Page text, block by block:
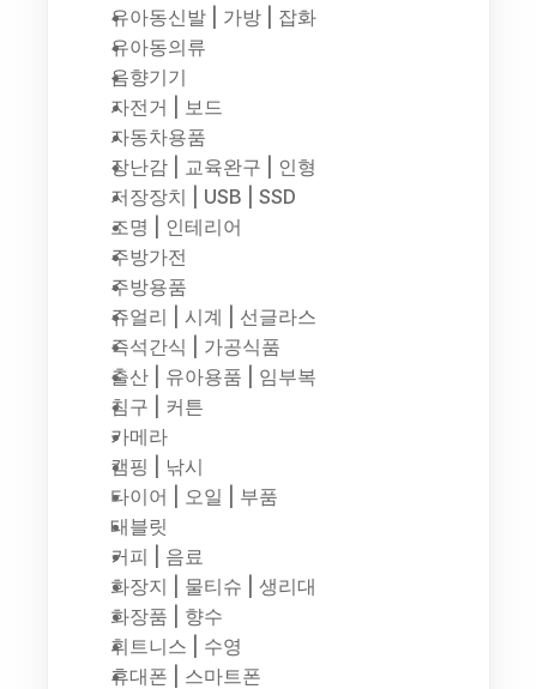
유아동신발 | 가방 | 잡화
유아동의류
음향기기
자전거 | 보드
자동차용품
장난감 | 교육완구 | 인형
저장장치 | USB | SSD
조명 | 인테리어
주방가전
주방용품
쥬얼리 | 시계 | 선글라스
즉석간식 | 가공식품
출산 | 유아용품 | 임부복
침구 | 커튼
카메라
캠핑 | 낚시
타이어 | 오일 | 부품
태블릿
커피 | 음료
화장지 | 물티슈 | 생리대
화장품 | 향수
휘트니스 | 수영
휴대폰 | 스마트폰